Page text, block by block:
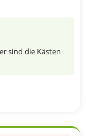
sind die Kästen